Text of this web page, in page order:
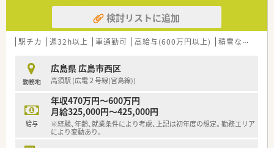
検討リストに追加
駅チカ 週32h以上 車通勤可 高給与(600万円以上) 積雪なし
勤務地
広島県 広島市西区
高須駅 (広電２号線(宮島線))
給与
年収470万円～600万円
月給325,000円～425,000円
※経験、年齢、就業条件により考慮、上記は初年度の想定。勤務エリア
により変動あり。